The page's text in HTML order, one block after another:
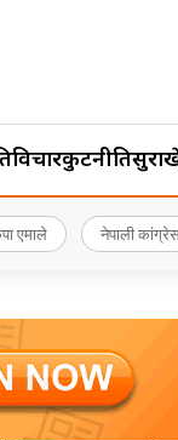
विचारकुटनीतिसुरक्षा
एमाले नेपाली